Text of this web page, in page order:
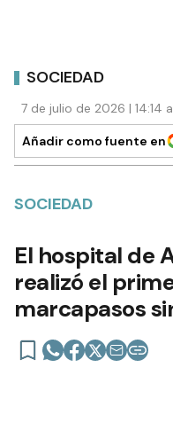
SOCIEDAD
7 de julio de 2026 | 14:14
Añadir como fuente en
SOCIEDAD
El hospital de
realizó el
marcapasos